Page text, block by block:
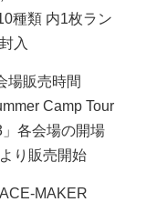
種類 内1枚ラン
入
場販売時間
Camp Tour
」各会場の開場
り販売開始
MAKER